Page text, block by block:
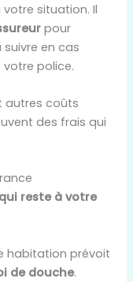
situation. Il
pour
en cas
police.
autres coûts
des frais qui
reste à votre
habitation prévoit
de douche.